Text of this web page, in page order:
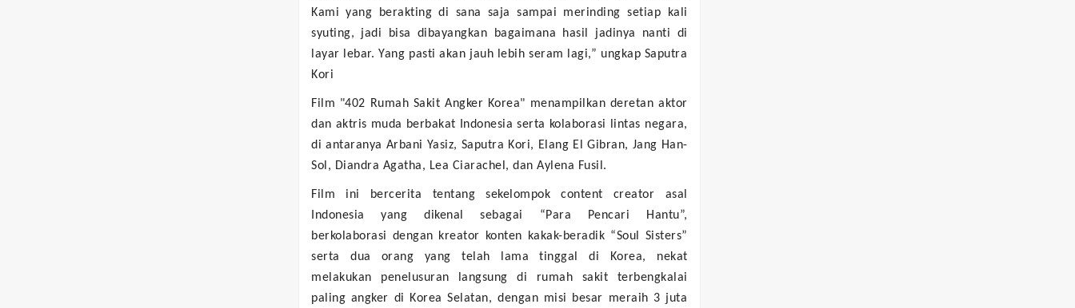
Kami yang berakting di sana saja sampai merinding setiap kali
syuting, jadi bisa dibayangkan bagaimana hasil jadinya nanti di
layar lebar. Yang pasti akan jauh lebih seram lagi,” ungkap Saputra
Kori
Film "402 Rumah Sakit Angker Korea" menampilkan deretan aktor
dan aktris muda berbakat Indonesia serta kolaborasi lintas negara,
di antaranya Arbani Yasiz, Saputra Kori, Elang El Gibran, Jang Han-
Sol, Diandra Agatha, Lea Ciarachel, dan Aylena Fusil.
Film ini bercerita tentang sekelompok content creator asal
Indonesia yang dikenal sebagai “Para Pencari Hantu”,
berkolaborasi dengan kreator konten kakak-beradik “Soul Sisters”
serta dua orang yang telah lama tinggal di Korea, nekat
melakukan penelusuran langsung di rumah sakit terbengkalai
paling angker di Korea Selatan, dengan misi besar meraih 3 juta